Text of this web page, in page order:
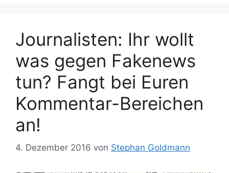
Journalisten: Ihr wollt
was gegen Fakenews
tun? Fangt bei Euren
Kommentar-Bereichen
an!
4. Dezember 2016 von Stephan Goldmann